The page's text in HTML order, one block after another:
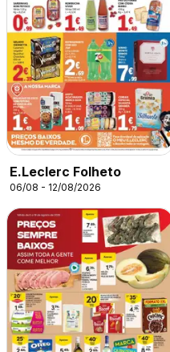
E.Leclerc Folheto
06/08 - 12/08/2026